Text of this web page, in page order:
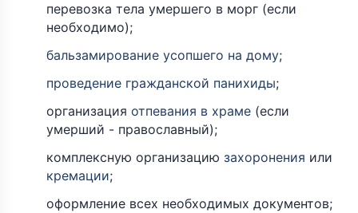
перевозка тела умершего в морг (если
необходимо);
бальзамирование усопшего на дому;
проведение гражданской панихиды;
организация отпевания в храме (если
умерший - православный);
комплексную организацию захоронения или
кремации;
оформление всех необходимых документов;